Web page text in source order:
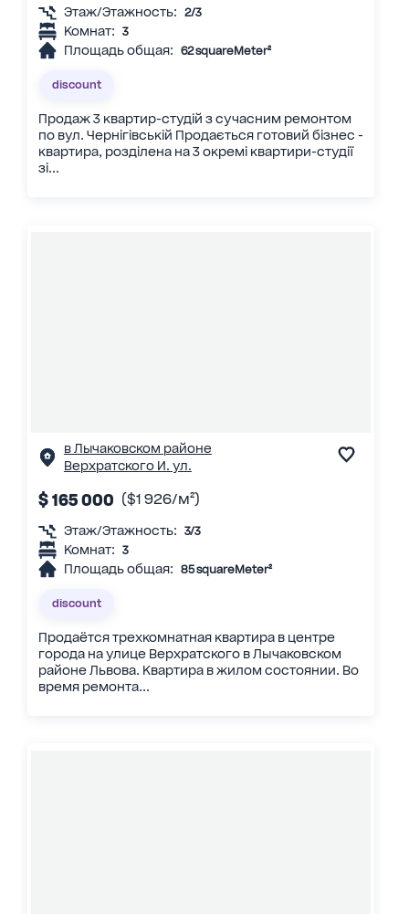
Этаж/Этажность: 2/3
Комнат: 3
Площадь общая: 62 squareMeter²
discount
Продаж 3 квартир-студій з сучасним ремонтом
по вул. Чернігівській Продається готовий бізнес -
квартира, розділена на 3 окремі квартири-студії
зі...
в Лычаковском районе
Верхратского И. ул.
$ 165 000 ($1 926/м²)
Этаж/Этажность: 3/3
Комнат: 3
Площадь общая: 85 squareMeter²
discount
Продаётся трехкомнатная квартира в центре
города на улице Верхратского в Лычаковском
районе Львова. Квартира в жилом состоянии. Во
время ремонта...